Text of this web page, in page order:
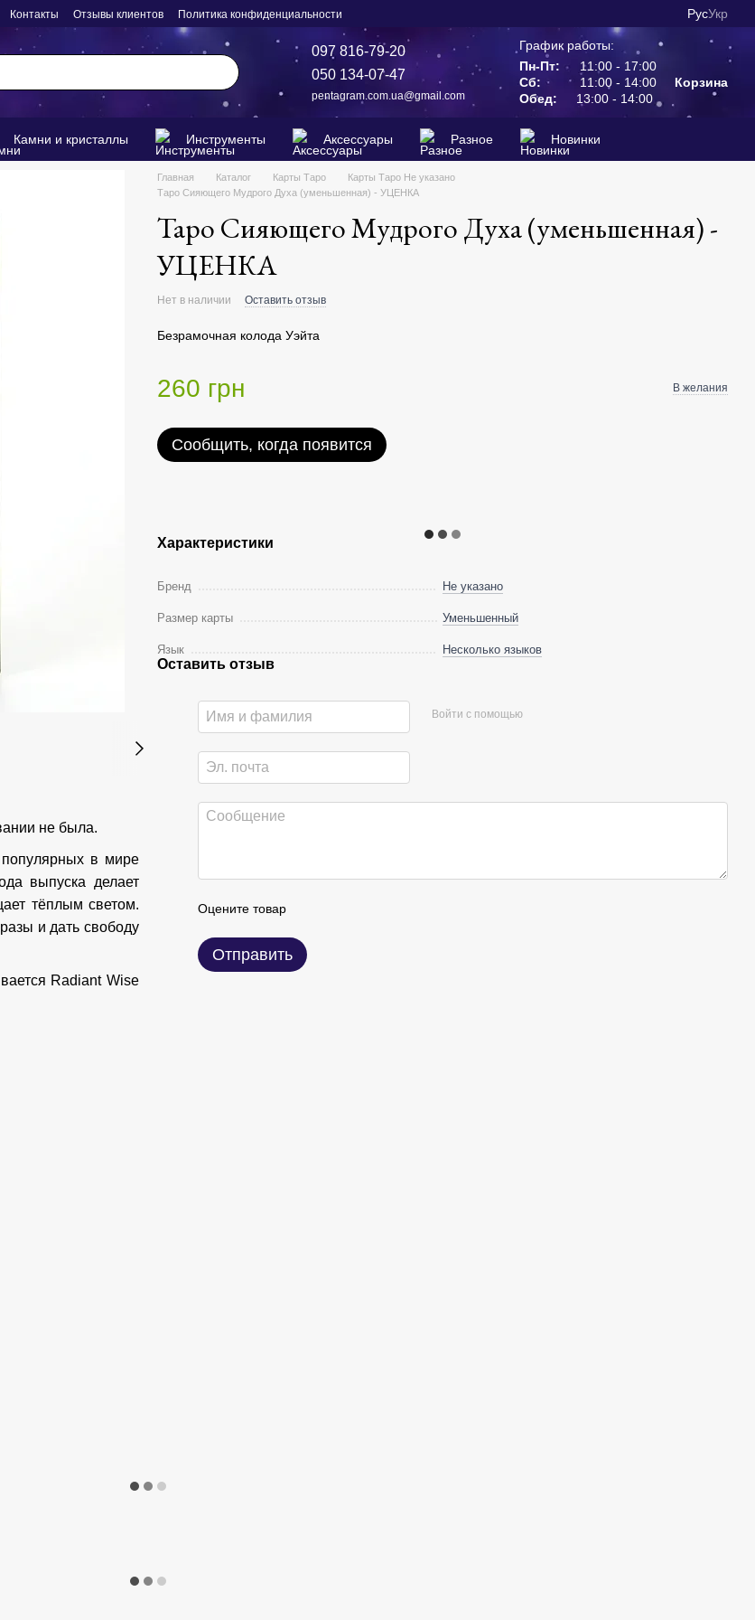
Контакты Отзывы клиентов Политика конфиденциальности РусУкр
097 816-79-20
050 134-07-47
pentagram.com.ua@gmail.com
График работы:
Пн-Пт:
11:00 - 17:00
Сб:
11:00 - 14:00
Обед:
13:00 - 14:00
Корзина
Камни и кристаллы Инструменты Аксессуары Разное Новинки
не была.
в мире
выпуска делает
тёплым светом.
и дать свободу
Radiant Wise
Главная Каталог Карты Таро
Карты Таро Не указано
Таро Сияющего Мудрого Духа (уменьшенная) - УЦЕНКА
Таро Сияющего Мудрого Духа (уменьшенная) -
УЦЕНКА
Нет в наличии Оставить отзыв
Безрамочная колода Уэйта
260 грн В желания
Сообщить, когда появится
Характеристики
Бренд Не указано
Размер карты Уменьшенный
Язык Несколько языков
Оставить отзыв
Войти с помощью
Оцените товар
Отправить